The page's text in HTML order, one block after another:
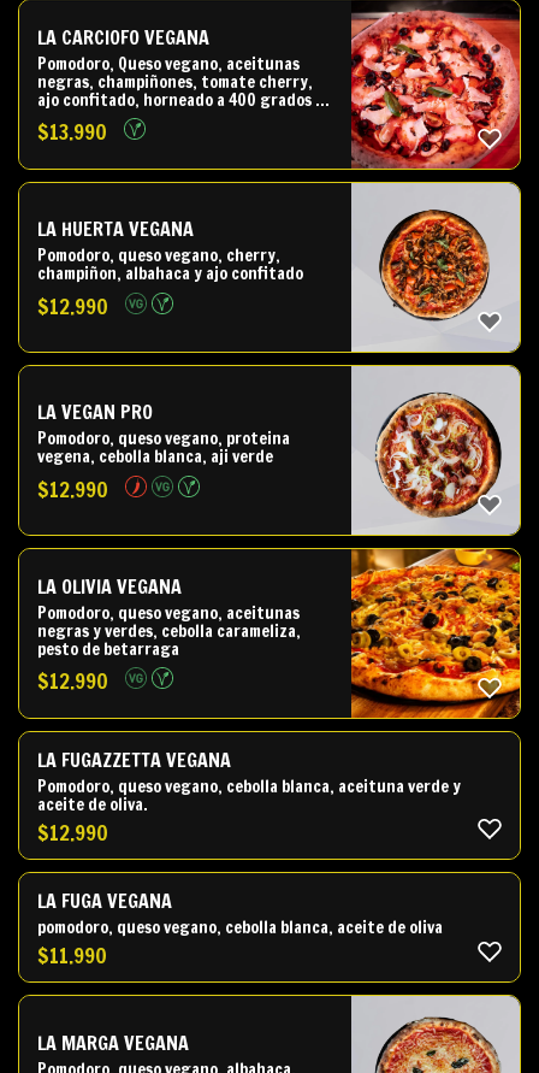
LA CARCIOFO VEGANA
Pomodoro, Queso vegano, aceitunas
negras, champiñones, tomate cherry,
ajo confitado, horneado a 400 grados y
al salir Alcachofa y albahca fresca.
$13.990
LA HUERTA VEGANA
Pomodoro, queso vegano, cherry,
champiñon, albahaca y ajo confitado
$12.990
LA VEGAN PRO
Pomodoro, queso vegano, proteina
vegena, cebolla blanca, aji verde
$12.990
LA OLIVIA VEGANA
Pomodoro, queso vegano, aceitunas
negras y verdes, cebolla carameliza,
pesto de betarraga
$12.990
LA FUGAZZETTA VEGANA
Pomodoro, queso vegano, cebolla blanca, aceituna verde y
aceite de oliva.
$12.990
LA FUGA VEGANA
pomodoro, queso vegano, cebolla blanca, aceite de oliva
$11.990
LA MARGA VEGANA